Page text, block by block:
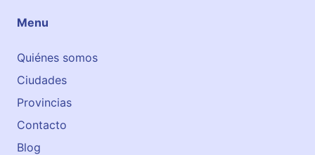
Menu
Quiénes somos
Ciudades
Provincias
Contacto
Blog